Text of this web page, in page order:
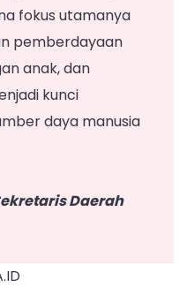
fokus utamanya
pemberdayaan
anak, dan
kunci
daya manusia
Daerah